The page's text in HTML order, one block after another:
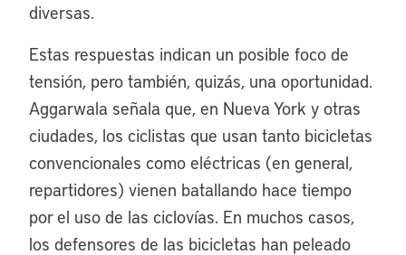
diversas.
Estas respuestas indican un posible foco de
tensión, pero también, quizás, una oportunidad.
Aggarwala señala que, en Nueva York y otras
ciudades, los ciclistas que usan tanto bicicletas
convencionales como eléctricas (en general,
repartidores) vienen batallando hace tiempo
por el uso de las ciclovías. En muchos casos,
los defensores de las bicicletas han peleado